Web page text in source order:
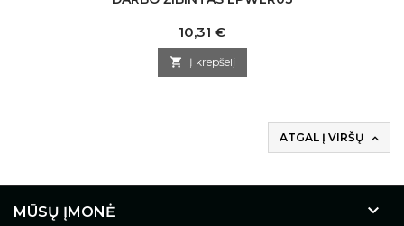
Kaina
10,31 €
 Į krepšelį
ATGAL Į VIRŠŲ 
MŪSŲ ĮMONĖ 